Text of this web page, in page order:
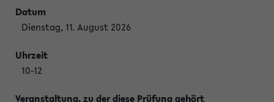
Dienstag, 11. August 2026
10-12